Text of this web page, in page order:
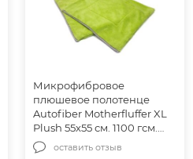
Микрофибровое
плюшевое полотенце
Autofiber Motherfluffer XL
Plush 55х55 см. 1100 гсм.
зеленый (T1100G22-1)
оставить отзыв